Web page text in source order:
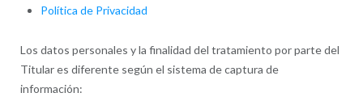
Política de Privacidad
Los datos personales y la finalidad del tratamiento por parte del
Titular es diferente según el sistema de captura de
información: